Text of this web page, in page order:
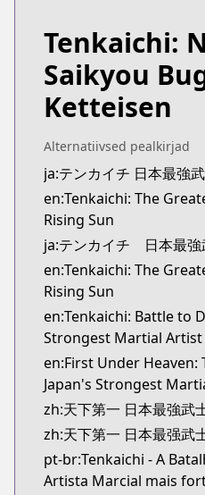
Tenkaichi:
Saikyou
Ketteisen
Alternatiivsed pealkirjad
ja:テンカイチ 日本最強
en:Tenkaichi: The
Rising Sun
ja:テンカイチ 日本最強
en:Tenkaichi: The
Rising Sun
en:Tenkaichi: Battle to
Strongest Martial Artist
en:First Under Heaven:
Japan's Strongest
zh:天下第一 日本最強武
zh:天下第一 日本最强武
pt-br:Tenkaichi - A
Artista Marcial mais